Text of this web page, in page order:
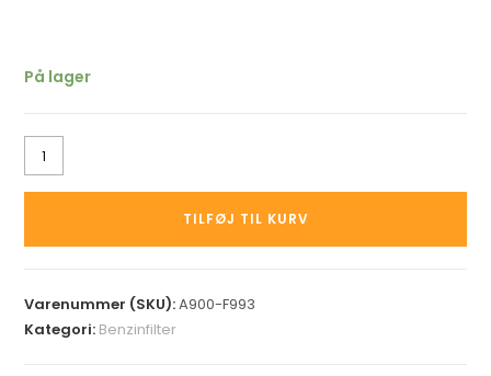
På lager
TILFØJ TIL KURV
Varenummer (SKU):A900-F993
Kategori: Benzinfilter